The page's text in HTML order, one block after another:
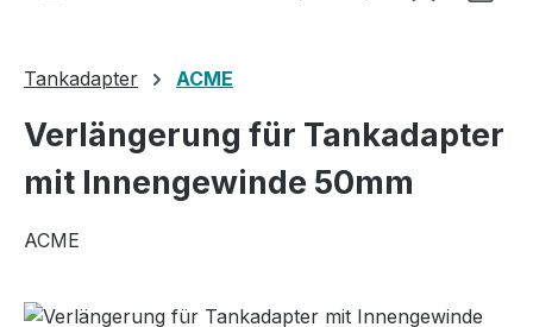
Tankadapter ACME
Verlängerung für Tankadapter
mit Innengewinde 50mm
ACME
Bildergalerie überspringen